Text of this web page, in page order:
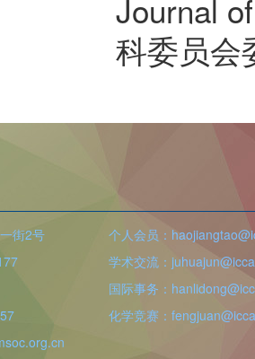
Journal
科委员会
街2号
个人会员：
学术交流：
国际事务：
化学竞赛：